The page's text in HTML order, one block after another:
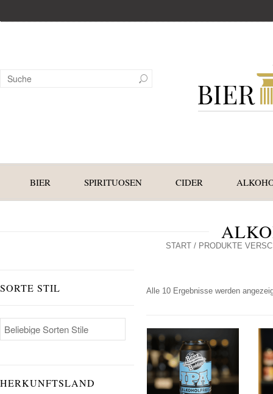
BIER SPIRITUOSEN CIDER
START / PRODUKTE
SORTE STIL
HERKUNFTSLAND
Alle 10 Ergebnisse werden